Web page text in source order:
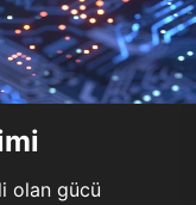
olan gücü